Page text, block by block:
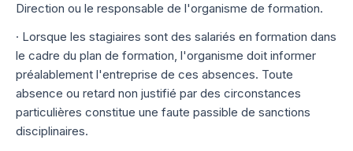
Direction ou le responsable de l'organisme de formation.
· Lorsque les stagiaires sont des salariés en formation dans
le cadre du plan de formation, l'organisme doit informer
préalablement l'entreprise de ces absences. Toute
absence ou retard non justifié par des circonstances
particulières constitue une faute passible de sanctions
disciplinaires.